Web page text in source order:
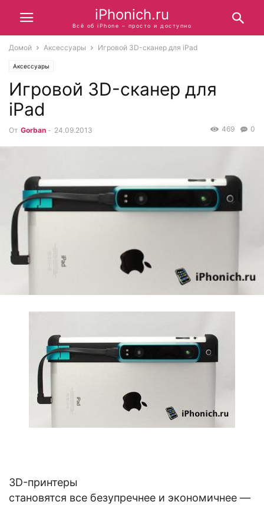
iPhonich.ru
Всё об iPhone – просто и доступно
Домой Аксессуары Игровой 3D-сканер для iPad
Аксессуары
Игровой 3D-сканер для
iPad
От Gorban - 24.09.2013 0
469
3D-принтеры
становятся все безупречнее и экономичнее —